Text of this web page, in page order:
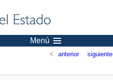
Menú
anterior siguiente